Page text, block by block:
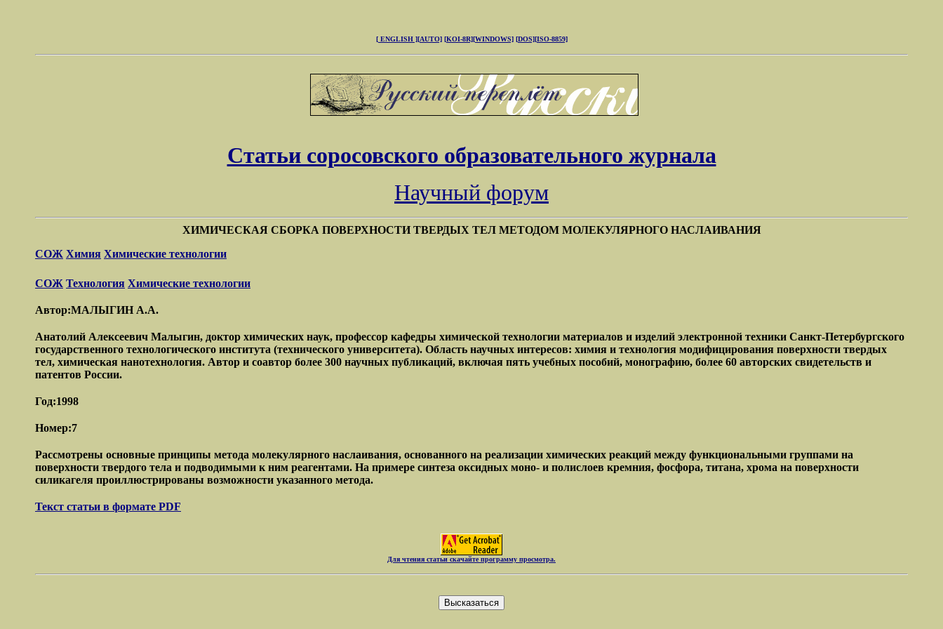
[ ENGLISH ][AUTO] [KOI-8R][WINDOWS] [DOS][ISO-8859]
Статьи соросовского образовательного журнала
Научный форум
ХИМИЧЕСКАЯ СБОРКА ПОВЕРХНОСТИ ТВЕРДЫХ ТЕЛ МЕТОДОМ МОЛЕКУЛЯРНОГО НАСЛАИВАНИЯ
СОЖ Химия Химические технологии
СОЖ Технология Химические технологии
Автор:МАЛЫГИН А.А.
Анатолий Алексеевич Малыгин, доктор химических наук, профессор кафедры химической технологии материалов и изделий электронной техники Санкт-Петербургского
государственного технологического института (технического университета). Область научных интересов: химия и технология модифицирования поверхности твердых
тел, химическая нанотехнология. Автор и соавтор более 300 научных публикаций, включая пять учебных пособий, монографию, более 60 авторских свидетельств и
патентов России.
Год:1998
Номер:7
Рассмотрены основные принципы метода молекулярного наслаивания, основанного на реализации химических реакций между функциональными группами на
поверхности твердого тела и подводимыми к ним реагентами. На примере синтеза оксидных моно- и полислоев кремния, фосфора, титана, хрома на поверхности
силикагеля проиллюстрированы возможности указанного метода.
Текст статьи в формате PDF
Для чтения статьи скачайте программу просмотра.